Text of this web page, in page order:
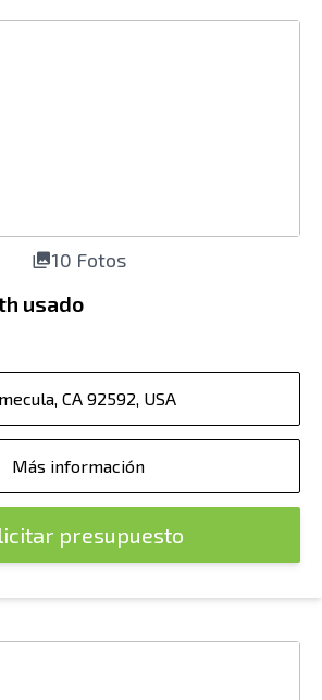
10 Fotos
usado
CA 92592, USA
Más información
presupuesto